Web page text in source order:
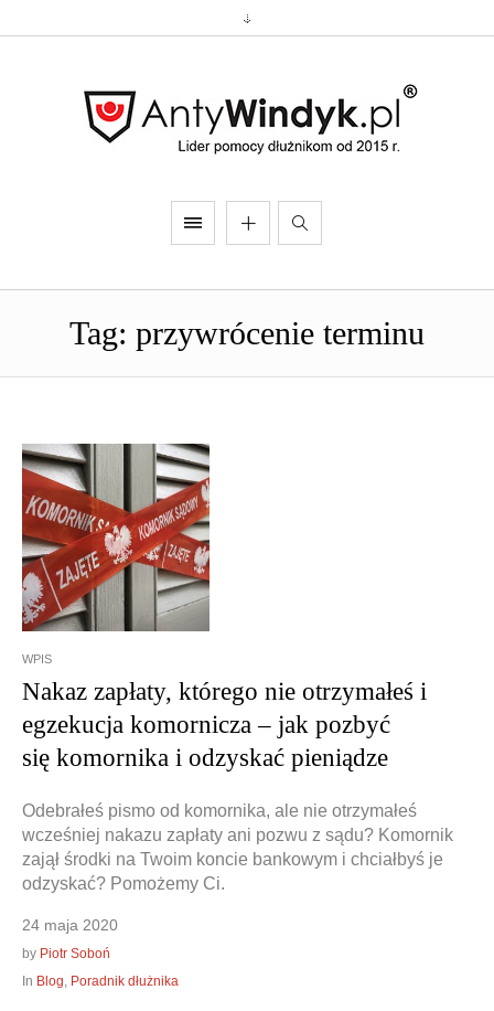
Doradztwo prawne
Doradztwo & konsulting
Tag: przywrócenie terminu
WPIS
Nakaz zapłaty, którego nie otrzymałeś i
egzekucja komornicza – jak pozbyć
się komornika i odzyskać pieniądze
Odebrałeś pismo od komornika, ale nie otrzymałeś
wcześniej nakazu zapłaty ani pozwu z sądu? Komornik
zajął środki na Twoim koncie bankowym i chciałbyś je
odzyskać? Pomożemy Ci.
24 maja 2020
by Piotr Soboń
In Blog, Poradnik dłużnika